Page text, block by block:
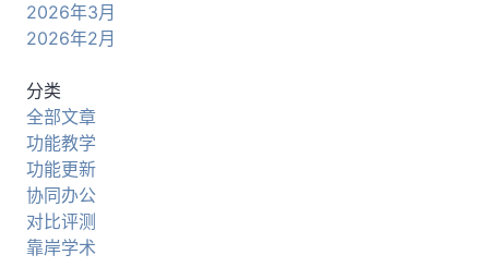
2026年3月
2026年2月
分类
全部文章
功能教学
功能更新
协同办公
对比评测
靠岸学术